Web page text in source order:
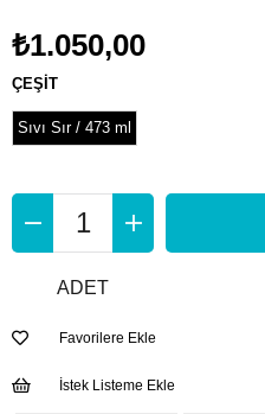
₺1.050,00
ÇEŞİT
Sıvı Sır / 473 ml
ADET
Favorilere Ekle
İstek Listeme Ekle